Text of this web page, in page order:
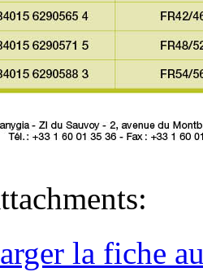
la fiche